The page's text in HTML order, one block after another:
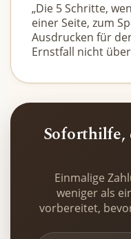
„Die 5 Schritte,
einer Seite, zum
Ausdrucken für
Ernstfall nicht
Soforthilfe,
Einmalige
weniger als
vorbereitet,